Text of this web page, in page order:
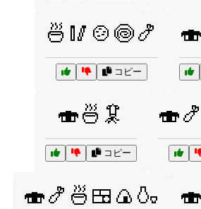
🍜🥢🍲🍥🍤
コピー
🍣🍜🦑
コピー
🍣🍤🍜🍱🍙🍶